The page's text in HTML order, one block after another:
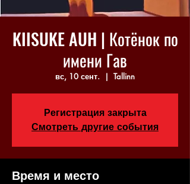
KIISUKE AUH | Котёнок по
имени Гав
вс, 10 сент.
  |
Tallinn
Регистрация закрыта
Смотреть другие события
Время и место